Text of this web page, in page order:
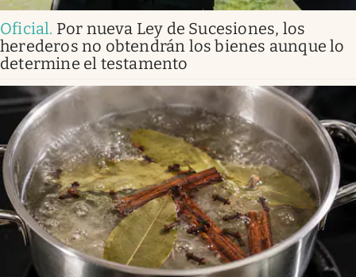
Oficial. Por nueva Ley de Sucesiones, los
herederos no obtendrán los bienes aunque lo
determine el testamento